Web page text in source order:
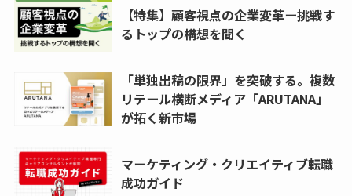
【特集】顧客視点の企業変革ー挑戦す
るトップの構想を聞く
「単独出稿の限界」を突破する。複数
リテール横断メディア「ARUTANA」
が拓く新市場
マーケティング・クリエイティブ転職
成功ガイド